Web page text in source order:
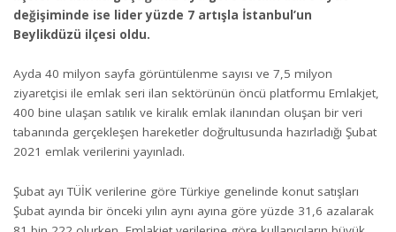
değişiminde ise lider yüzde 7 artışla İstanbul’un
Beylikdüzü ilçesi oldu.
Ayda 40 milyon sayfa görüntülenme sayısı ve 7,5 milyon
ziyaretçisi ile emlak seri ilan sektörünün öncü platformu Emlakjet,
400 bine ulaşan satılık ve kiralık emlak ilanından oluşan bir veri
tabanında gerçekleşen hareketler doğrultusunda hazırladığı Şubat
2021 emlak verilerini yayınladı.
Şubat ayı TÜİK verilerine göre Türkiye genelinde konut satışları
Şubat ayında bir önceki yılın aynı ayına göre yüzde 31,6 azalarak